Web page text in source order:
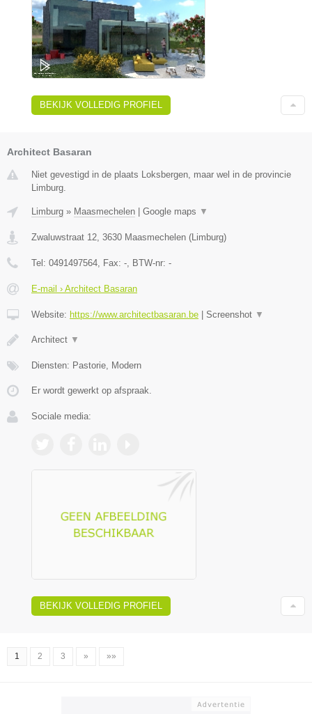
BEKIJK VOLLEDIG PROFIEL
Architect Basaran
Niet gevestigd in de plaats Loksbergen, maar wel in de provincie
Limburg.
Limburg » Maasmechelen Google maps ▼
Zwaluwstraat 12 3630 Maasmechelen ( Limburg)
Tel: 0491497564 , Fax: - , BTW-nr: -
E-mail › Architect Basaran
Website: https://www.architectbasaran.be Screenshot ▼
Architect ▼
Diensten: Pastorie, Modern
Er wordt gewerkt op afspraak.
Sociale media:
BEKIJK VOLLEDIG PROFIEL
1 2 3 » »»